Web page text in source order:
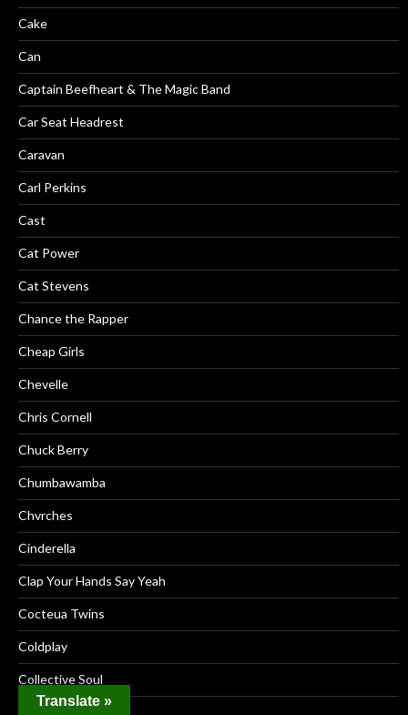
Cake
Can
Captain Beefheart & The Magic Band
Car Seat Headrest
Caravan
Carl Perkins
Cast
Cat Power
Cat Stevens
Chance the Rapper
Cheap Girls
Chevelle
Chris Cornell
Chuck Berry
Chumbawamba
Chvrches
Cinderella
Clap Your Hands Say Yeah
Cocteua Twins
Coldplay
Collective Soul
Translate »